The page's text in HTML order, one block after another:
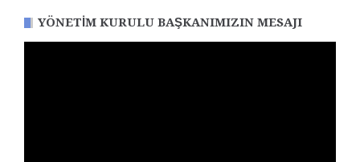
YÖNETIM KURULU BAŞKANIMIZIN MESAJI